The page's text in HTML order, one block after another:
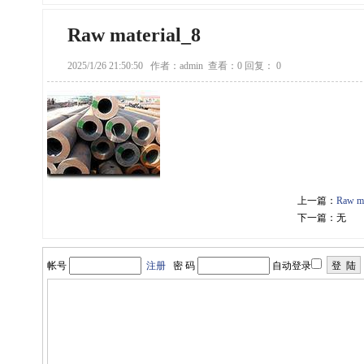
Raw material_8
2025/1/26 21:50:50 作者：admin 查看：0 回复： 0
上一篇： Raw
下一篇：无
帐号 注册 密 码 自动登录